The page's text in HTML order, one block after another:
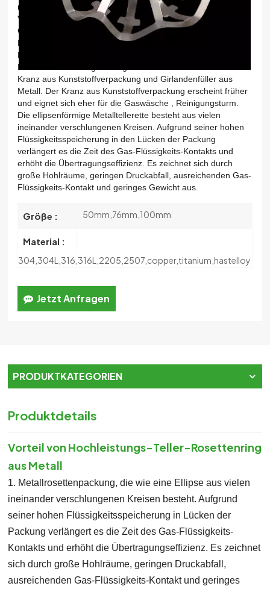
nach den Regeln des Diamantnetzes, gewellte
Verpackungsgeometrieregeln aus Drahtgeflecht.
Girlandenfüller sind für die Verarbeitung verschiedener
Materialien verfügbar, die Materialauswahl einer
Drahtgeflechtpackung ist groß und die
Korrosionsbeständigkeit ist gut. Girlandenfüller haben einen
Kranz aus Kunststoffverpackung und Girlandenfüller aus
Metall. Der Kranz aus Kunststoffverpackung erscheint früher
und eignet sich eher für die Gaswäsche , Reinigungsturm.
Die ellipsenförmige Metalltellerette besteht aus vielen
ineinander verschlungenen Kreisen. Aufgrund seiner hohen
Flüssigkeitsspeicherung in den Lücken der Packung
verlängert es die Zeit des Gas-Flüssigkeits-Kontakts und
erhöht die Übertragungseffizienz. Es zeichnet sich durch
große Hohlräume, geringen Druckabfall, ausreichenden Gas-
Flüssigkeits-Kontakt und geringes Gewicht aus.
Größe : 50mm,76mm,100mm
Material :
304,304L,316,316L,2205,2507,copper,titanium,hastelloy
Jetzt Anfragen
PRODUKTKATEGORIEN
Produktdetails
Vorteil von Hochleistungs-Teller-Rosettenring
aus Metall
1. Metallrosettenpackung, die wie eine Ellipse aus vielen
ineinander verschlungenen Kreisen besteht. Aufgrund
seiner hohen Flüssigkeitsspeicherung in Lücken der
Packung verlängert es die Zeit des Gas-Flüssigkeits-
Kontakts und erhöht die Übertragungseffizienz. Es zeichnet
sich durch große Hohlräume, geringen Druckabfall,
ausreichenden Gas-Flüssigkeits-Kontakt und geringes